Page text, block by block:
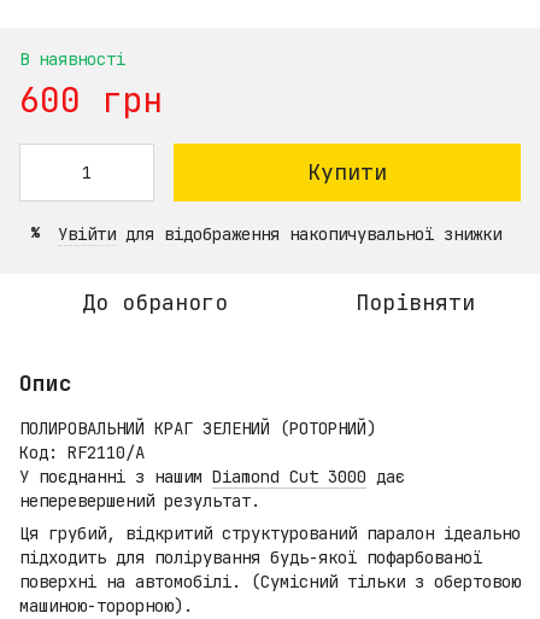
В наявності
600 грн
Купити
% Увійти для відображення накопичувальної знижки
До обраного Порівняти
Опис
ПОЛИРОВАЛЬНИЙ КРАГ ЗЕЛЕНИЙ (РОТОРНИЙ)
Код: RF2110/A
У поєднанні з нашим Diamond Cut 3000 дає
неперевершений результат.
Ця грубий, відкритий структурований паралон ідеально
підходить для полірування будь-якої пофарбованої
поверхні на автомобілі. (Сумісний тільки з обертовою
машиною-торорною).